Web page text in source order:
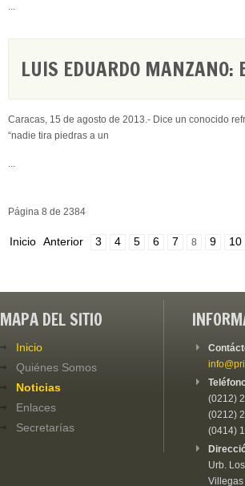
...
LUIS EDUARDO MANZANO:
Caracas, 15 de agosto de 2013.- Dice un conocido
“nadie tira piedras a un
...
Página 8 de 2384
Inicio Anterior 3 4 5 6 7 8 9 10
MAPA DEL SITIO
Inicio
Quiénes Somos
Noticias
Enlaces
Secretarías
(0212)
(0212)
(0414)
Urb.
Villegas